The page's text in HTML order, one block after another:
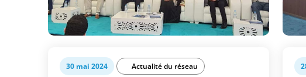
30 mai 2024
Actualité du réseau